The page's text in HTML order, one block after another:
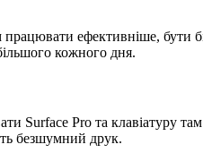
ефективніше, бути
кожного дня.
Surface Pro та клавіатуру
безшумний друк.